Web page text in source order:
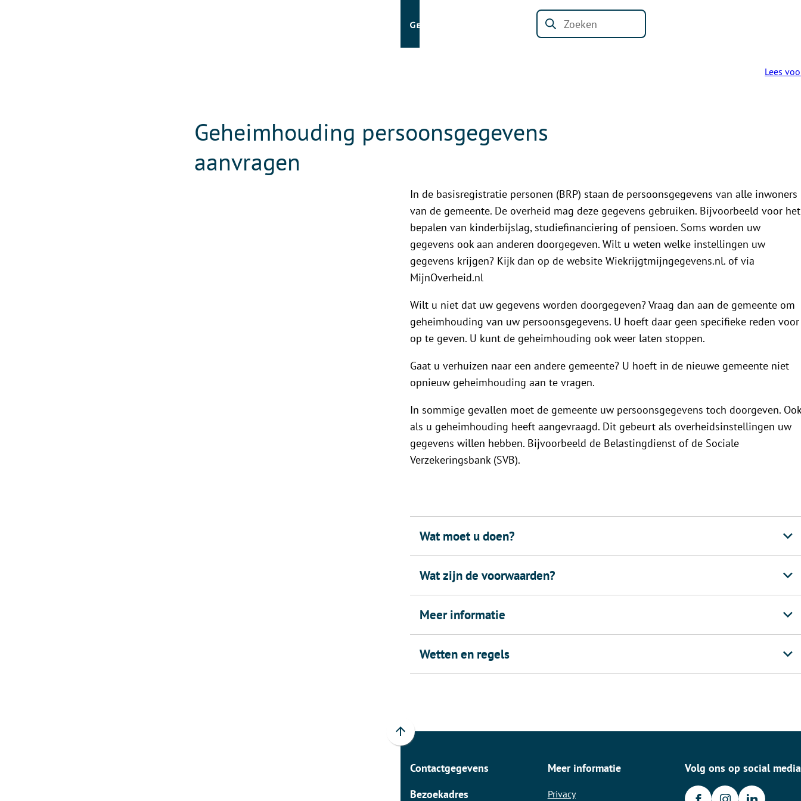
Inwoners Bedrijven
Bestuur en
Zoeken
Lees
Geheimhouding persoonsgegevens
aanvragen
In de basisregistratie personen (BRP) staan de persoonsgegevens van alle inwoners
van de gemeente. De overheid mag deze gegevens gebruiken. Bijvoorbeeld voor het
bepalen van kinderbijslag, studiefinanciering of pensioen. Soms worden uw
gegevens ook aan anderen doorgegeven. Wilt u weten welke instellingen uw
gegevens krijgen? Kijk dan op de website Wiekrijgtmijngegevens.nl. of via
MijnOverheid.nl
Wilt u niet dat uw gegevens worden doorgegeven? Vraag dan aan de gemeente om
geheimhouding van uw persoonsgegevens. U hoeft daar geen specifieke reden voor
op te geven. U kunt de geheimhouding ook weer laten stoppen.
Gaat u verhuizen naar een andere gemeente? U hoeft in de nieuwe gemeente niet
opnieuw geheimhouding aan te vragen.
In sommige gevallen moet de gemeente uw persoonsgegevens toch doorgeven. Ook
als u geheimhouding heeft aangevraagd. Dit gebeurt als overheidsinstellingen uw
gegevens willen hebben. Bijvoorbeeld de Belastingdienst of de Sociale
Verzekeringsbank (SVB).
Wat moet u doen?
Wat zijn de voorwaarden?
Meer informatie
Wetten en regels
Scroll
boven
het
Contactgegevens
Bezoekadres
Meer informatie
Privacy
Volg ons op social media